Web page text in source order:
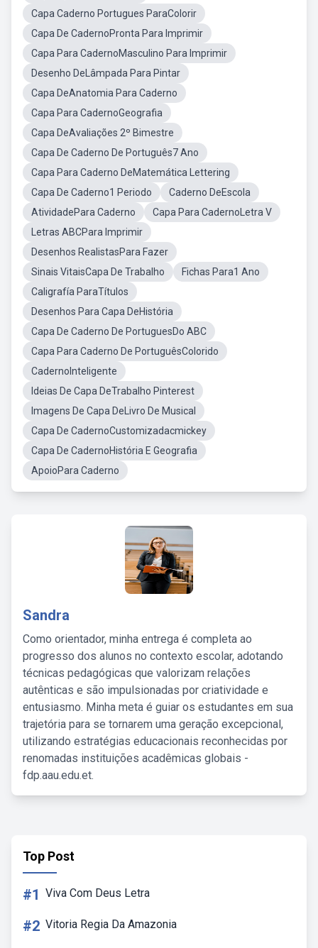
Capa Caderno Portugues ParaColorir
Capa De CadernoPronta Para Imprimir
Capa Para CadernoMasculino Para Imprimir
Desenho DeLâmpada Para Pintar
Capa DeAnatomia Para Caderno
Capa Para CadernoGeografia
Capa DeAvaliações 2º Bimestre
Capa De Caderno De Português7 Ano
Capa Para Caderno DeMatemática Lettering
Capa De Caderno1 Periodo
Caderno DeEscola
AtividadePara Caderno
Capa Para CadernoLetra V
Letras ABCPara Imprimir
Desenhos RealistasPara Fazer
Sinais VitaisCapa De Trabalho
Fichas Para1 Ano
Caligrafía ParaTítulos
Desenhos Para Capa DeHistória
Capa De Caderno De PortuguesDo ABC
Capa Para Caderno De PortuguêsColorido
CadernoInteligente
Ideias De Capa DeTrabalho Pinterest
Imagens De Capa DeLivro De Musical
Capa De CadernoCustomizadacmickey
Capa De CadernoHistória E Geografia
ApoioPara Caderno
Sandra
Como orientador, minha entrega é completa ao
progresso dos alunos no contexto escolar, adotando
técnicas pedagógicas que valorizam relações
autênticas e são impulsionadas por criatividade e
entusiasmo. Minha meta é guiar os estudantes em sua
trajetória para se tornarem uma geração excepcional,
utilizando estratégias educacionais reconhecidas por
renomadas instituições acadêmicas globais -
fdp.aau.edu.et.
Top Post
#1 Viva Com Deus Letra
#2 Vitoria Regia Da Amazonia